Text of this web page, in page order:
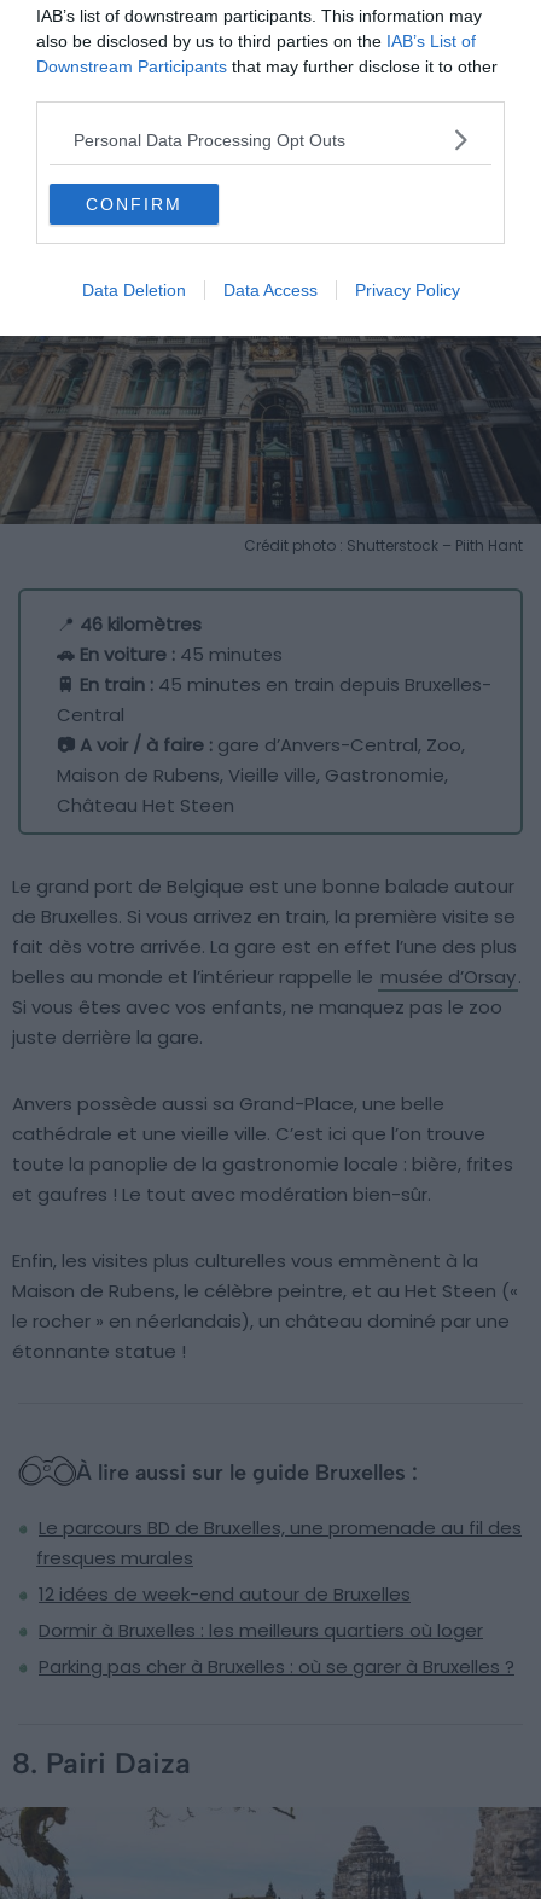
IAB’s list of downstream participants. This information may
also be disclosed by us to third parties on the IAB’s List of
Downstream Participants that may further disclose it to other
Personal Data Processing Opt Outs
CONFIRM
Data Deletion Data Access Privacy Policy
vous rajoutez la Flandre, vous pouvez y passer la
semaine !
Crédit photo : Shutterstock – Piith Hant
📍 46 kilomètres
🚗 En voiture : 45 minutes
🚆 En train : 45 minutes en train depuis Bruxelles-
Central
📷 A voir / à faire : gare d’Anvers-Central, Zoo,
Maison de Rubens, Vieille ville, Gastronomie,
Château Het Steen
Le grand port de Belgique est une bonne balade autour
de Bruxelles. Si vous arrivez en train, la première visite se
fait dès votre arrivée. La gare est en effet l’une des plus
belles au monde et l’intérieur rappelle le musée d’Orsay.
Si vous êtes avec vos enfants, ne manquez pas le zoo
juste derrière la gare.
Anvers possède aussi sa Grand-Place, une belle
cathédrale et une vieille ville. C’est ici que l’on trouve
toute la panoplie de la gastronomie locale : bière, frites
et gaufres ! Le tout avec modération bien-sûr.
Enfin, les visites plus culturelles vous emmènent à la
Maison de Rubens, le célèbre peintre, et au Het Steen («
le rocher » en néerlandais), un château dominé par une
étonnante statue !
À lire aussi sur le guide Bruxelles :
Le parcours BD de Bruxelles, une promenade au fil des
fresques murales
12 idées de week-end autour de Bruxelles
Dormir à Bruxelles : les meilleurs quartiers où loger
Parking pas cher à Bruxelles : où se garer à Bruxelles ?
8. Pairi Daiza